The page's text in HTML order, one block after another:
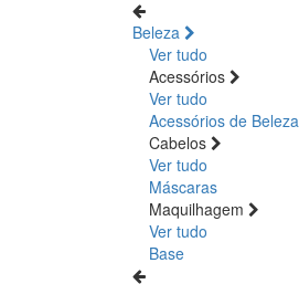
Beleza
Ver tudo
Acessórios
Ver tudo
Acessórios de Beleza
Cabelos
Ver tudo
Máscaras
Maquilhagem
Ver tudo
Base